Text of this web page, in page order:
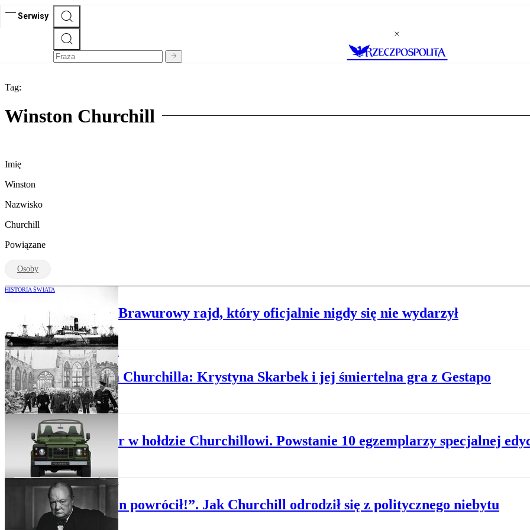
Serwisy
Tag:
Winston Churchill
Imię
Winston
Nazwisko
Churchill
Powiązane
Osoby
HISTORIA ŚWIATA
Piraci Churchilla. Brawurowy rajd, który oficjalnie nigdy się nie wydarzył
HISTORIA ŚWIATA
Agentka Churchilla: Krystyna Skarbek i jej śmiertelna gra z Gestapo
Defender w hołdzie Churchillowi. Powstanie 10 egzemplarzy specjalnej
HISTORIA ŚWIATA
„Winston powrócił!”. Jak Churchill odrodził się z politycznego niebytu